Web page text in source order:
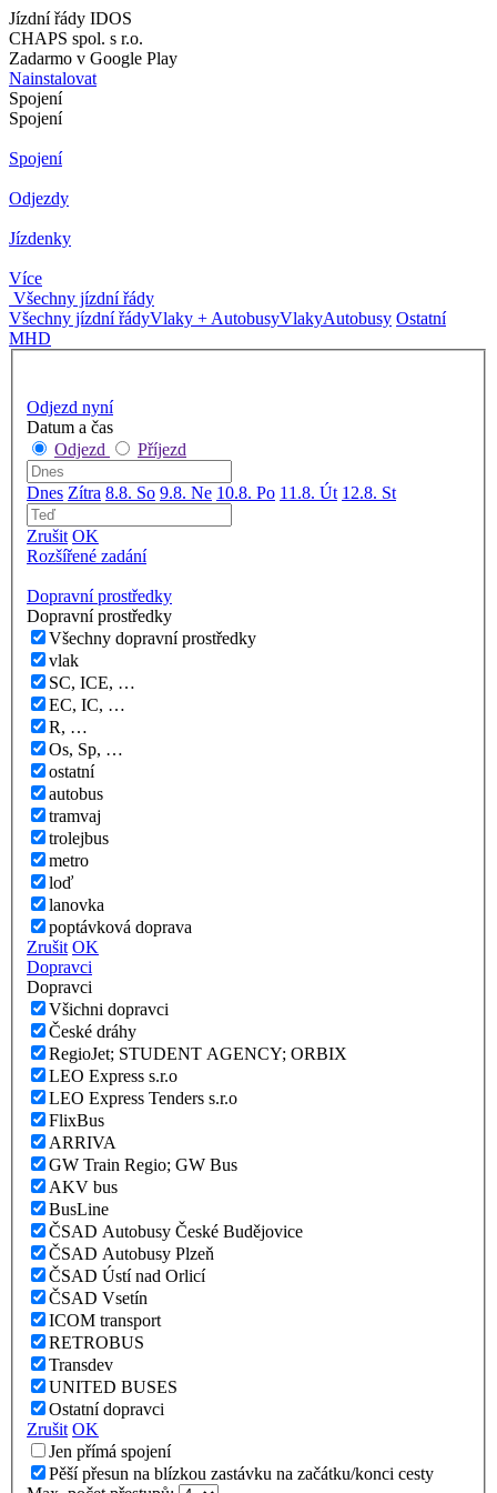
Jízdní řády IDOS
CHAPS spol. s r.o.
Zadarmo v Google Play
Nainstalovat
Spojení
Spojení
Spojení
Odjezdy
Jízdenky
Více
Všechny jízdní řády
Všechny jízdní řádyVlaky + AutobusyVlakyAutobusy Ostatní
MHD
Odjezd nyní
Datum a čas
Odjezd
Příjezd
Dnes Zítra 8.8. So 9.8. Ne 10.8. Po 11.8. Út 12.8. St
Zrušit OK
Rozšířené zadání
Dopravní prostředky
Dopravní prostředky
Všechny dopravní prostředky
vlak
SC, ICE, …
EC, IC, …
R, …
Os, Sp, …
ostatní
autobus
tramvaj
trolejbus
metro
loď
lanovka
poptávková doprava
Zrušit OK
Dopravci
Dopravci
Všichni dopravci
České dráhy
RegioJet; STUDENT AGENCY; ORBIX
LEO Express s.r.o
LEO Express Tenders s.r.o
FlixBus
ARRIVA
GW Train Regio; GW Bus
AKV bus
BusLine
ČSAD Autobusy České Budějovice
ČSAD Autobusy Plzeň
ČSAD Ústí nad Orlicí
ČSAD Vsetín
ICOM transport
RETROBUS
Transdev
UNITED BUSES
Ostatní dopravci
Zrušit OK
Jen přímá spojení
Pěší přesun na blízkou zastávku na začátku/konci cesty